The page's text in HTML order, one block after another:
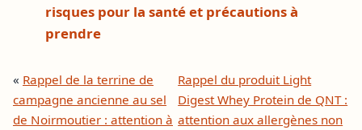
risques pour la santé et précautions à
prendre
« Rappel de la terrine de
campagne ancienne au sel
de Noirmoutier : attention à
Rappel du produit Light
Digest Whey Protein de QNT :
attention aux allergènes non